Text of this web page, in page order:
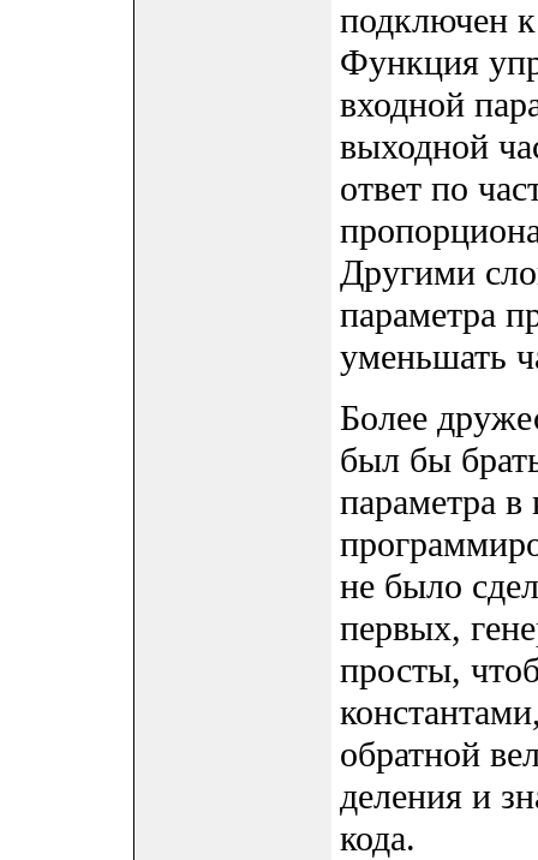
подключен
Функция
входной
выходной
ответ по
Другими
параметра
уменьшать
Более
был бы
параметра в
не было
первых,
просты,
обратной
деления и
кода.